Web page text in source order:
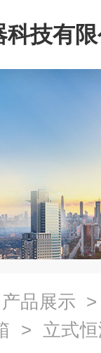
科技有
产品展示
> 立式恒